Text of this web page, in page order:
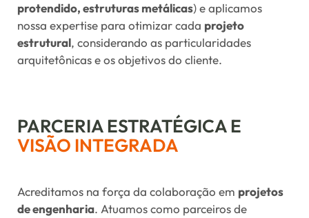
protendido, estruturas metálicas) e aplicamos
nossa expertise para otimizar cada projeto
estrutural, considerando as particularidades
arquitetônicas e os objetivos do cliente.
PARCERIA ESTRATÉGICA E
VISÃO INTEGRADA
Acreditamos na força da colaboração em projetos
de engenharia. Atuamos como parceiros de